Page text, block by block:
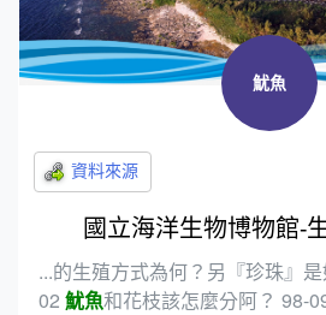
魷魚
國立海洋生物博物館-
...的生殖方式為何？另『珍珠』
02 魷魚和花枝該怎麼分阿？ 98-